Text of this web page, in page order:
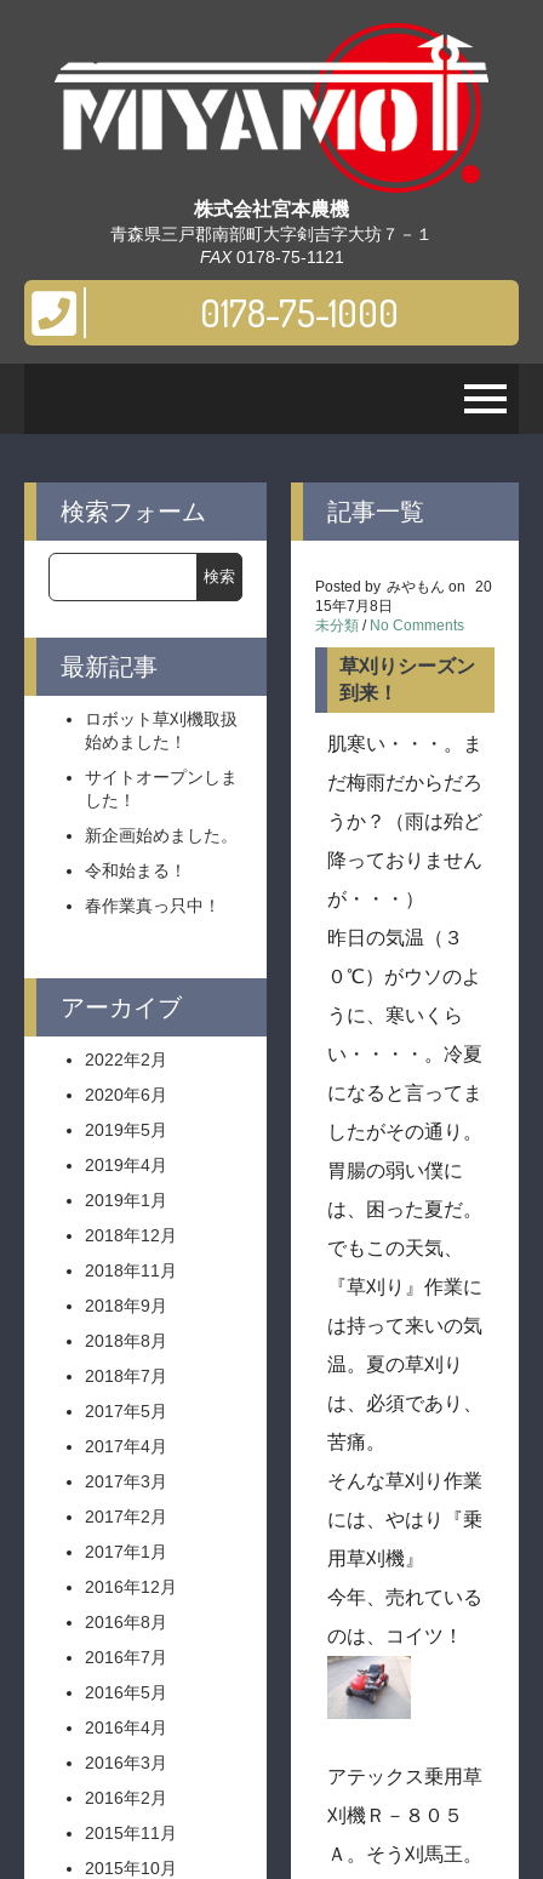
株式会社宮本農機
青森県三戸郡南部町大字剣吉字大坊７－１
FAX 0178-75-1121
0178-75-1000
検索フォーム
最新記事
ロボット草刈機取扱
始めました！
サイトオープンしま
した！
新企画始めました。
令和始まる！
春作業真っ只中！
アーカイブ
2022年2月
2020年6月
2019年5月
2019年4月
2019年1月
2018年12月
2018年11月
2018年9月
2018年8月
2018年7月
2017年5月
2017年4月
2017年3月
2017年2月
2017年1月
2016年12月
2016年8月
2016年7月
2016年5月
2016年4月
2016年3月
2016年2月
2015年11月
2015年10月
記事一覧
Posted by みやもん on
20
15年7月8日
未分類 / No Comments
草刈りシーズン
到来！
肌寒い・・・。ま
だ梅雨だからだろ
うか？（雨は殆ど
降っておりません
が・・・）
昨日の気温（３
０℃）がウソのよ
うに、寒いくら
い・・・・。冷夏
になると言ってま
したがその通り。
胃腸の弱い僕に
は、困った夏だ。
でもこの天気、
『草刈り』作業に
は持って来いの気
温。夏の草刈り
は、必須であり、
苦痛。
そんな草刈り作業
には、やはり『乗
用草刈機』
今年、売れている
のは、コイツ！
アテックス乗用草
刈機Ｒ－８０５
Ａ。そう刈馬王。